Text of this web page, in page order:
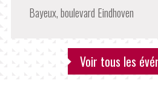
Bayeux, boulevard Eindhoven
Voir tous les